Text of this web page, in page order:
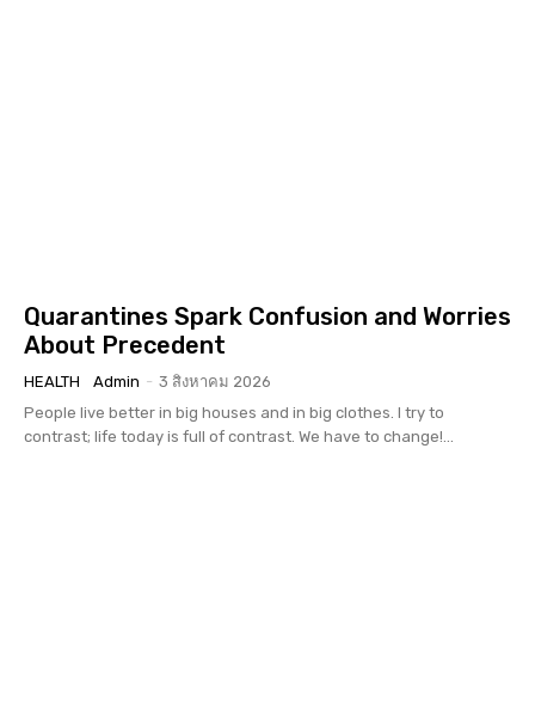
Quarantines Spark Confusion and Worries
About Precedent
HEALTH Admin - 3 สิงหาคม 2026
People live better in big houses and in big clothes. I try to
contrast; life today is full of contrast. We have to change!...